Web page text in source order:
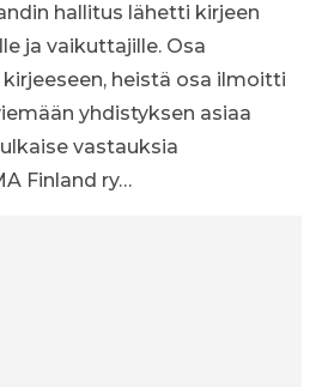
hallitus lähetti kirjeen
ja vaikuttajille. Osa
heistä osa ilmoitti
yhdistyksen asiaa
vastauksia
Finland ry…